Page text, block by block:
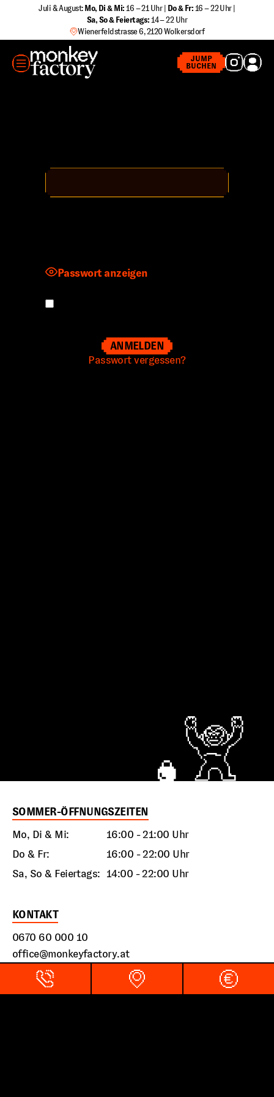
springen
Juli & August: Mo, Di & Mi: 16 – 21 Uhr | Do & Fr: 16 – 22 Uhr |
Sa, So & Feiertags: 14 – 22 Uhr
Wienerfeldstrasse 6, 2120 Wolkersdorf
JUMP
BUCHEN
MENÜ
Passwort anzeigen
Passwort vergessen?
SOMMER-ÖFFNUNGSZEITEN
Mo, Di & Mi:
16:00 - 21:00 Uhr
Do & Fr:
16:00 - 22:00 Uhr
Sa, So & Feiertags: 14:00 - 22:00 Uhr
KONTAKT
0670 60 000 10
office@monkeyfactory.at
Wienerfeldstrasse 6, 2120 Wolkersdorf